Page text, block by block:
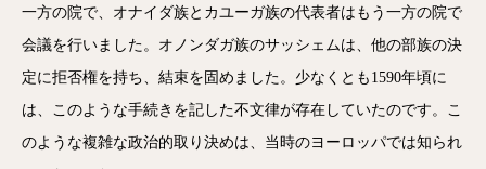
一方の院で、オナイダ族とカユーガ族の代表者はもう一方の院で
会議を行いました。オノンダガ族のサッシェムは、他の部族の決
定に拒否権を持ち、結束を固めました。少なくとも1590年頃に
は、このような手続きを記した不文律が存在していたのです。こ
のような複雑な政治的取り決めは、当時のヨーロッパでは知られ